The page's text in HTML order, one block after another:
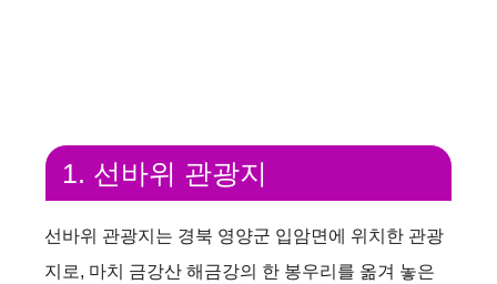
1. 선바위 관광지
선바위 관광지는 경북 영양군 입암면에 위치한 관광
지로, 마치 금강산 해금강의 한 봉우리를 옮겨 놓은